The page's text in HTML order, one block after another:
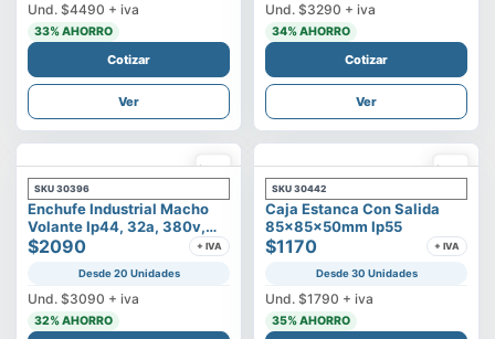
Und. $4490 + iva
33% AHORRO
Cotizar
Ver
Und. $3290 + iva
34% AHORRO
Cotizar
Ver
SKU 30396
Enchufe Industrial Macho
Volante Ip44, 32a, 380v,
3p+t
$2090 + IVA
Desde 20 Unidades
Und. $3090 + iva
32% AHORRO
SKU 30442
Caja Estanca Con Salida
85x85x50mm Ip55
$1170 + IVA
Desde 30 Unidades
Und. $1790 + iva
35% AHORRO